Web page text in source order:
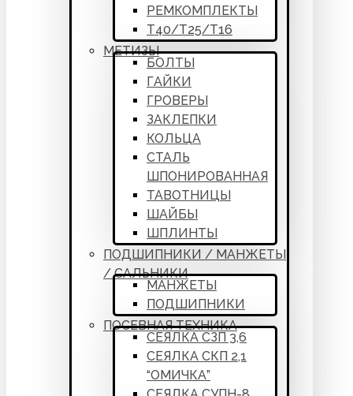
РЕМКОМПЛЕКТЫ
Т40/Т25/Т16
МЕТИЗЫ
БОЛТЫ
ГАЙКИ
ГРОВЕРЫ
ЗАКЛЕПКИ
КОЛЬЦА
СТАЛЬ
ШПОНИРОВАННАЯ
ТАВОТНИЦЫ
ШАЙБЫ
ШПЛИНТЫ
ПОДШИПНИКИ / МАНЖЕТЫ
/ САЛЬНИКИ
МАНЖЕТЫ
ПОДШИПНИКИ
ПОСЕВНАЯ ТЕХНИКА
СЕЯЛКА СЗП 3,6
СЕЯЛКА СКП 2,1
“ОМИЧКА”